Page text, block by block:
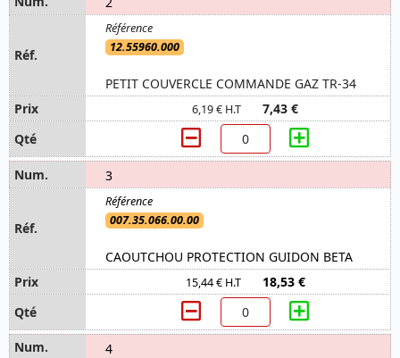
12.55960.000
PETIT COUVERCLE COMMANDE GAZ TR-34
6,19 € H.T 7,43 €
3
007.35.066.00.00
CAOUTCHOU PROTECTION GUIDON BETA
15,44 € H.T 18,53 €
4